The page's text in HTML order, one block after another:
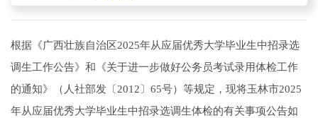
根据《广西壮族自治区2025年从应届优秀大学毕业生中招录选
调生工作公告》和《关于进一步做好公务员考试录用体检工作
的通知》（人社部发〔2012〕65号）等规定，现将玉林市2025
年从应届优秀大学毕业生中招录选调生体检的有关事项公告如